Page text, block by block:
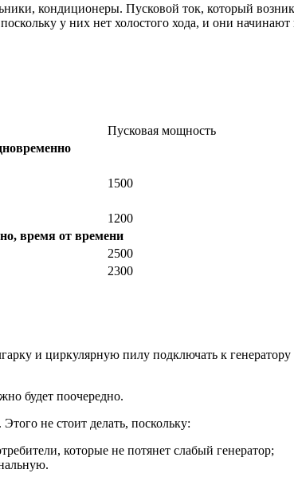
кондиционеры. Пусковой ток, который
у них нет холостого хода, и они начинают
Пусковая мощность
1500
1200
времени
2500
2300
и циркулярную пилу подключать к генератору
будет поочередно.
не стоит делать, поскольку:
которые не потянет слабый генератор;